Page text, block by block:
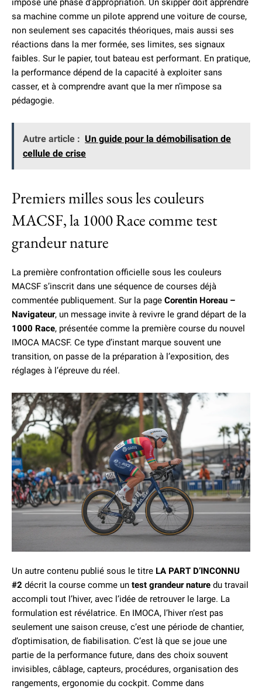
impose une phase d’appropriation. Un skipper doit apprendre
sa machine comme un pilote apprend une voiture de course,
non seulement ses capacités théoriques, mais aussi ses
réactions dans la mer formée, ses limites, ses signaux
faibles. Sur le papier, tout bateau est performant. En pratique,
la performance dépend de la capacité à exploiter sans
casser, et à comprendre avant que la mer n’impose sa
pédagogie.
Autre article : Un guide pour la démobilisation de
cellule de crise
Premiers milles sous les couleurs
MACSF, la 1000 Race comme test
grandeur nature
La première confrontation officielle sous les couleurs
MACSF s’inscrit dans une séquence de courses déjà
commentée publiquement. Sur la page Corentin Horeau –
Navigateur, un message invite à revivre le grand départ de la
1000 Race, présentée comme la première course du nouvel
IMOCA MACSF. Ce type d’instant marque souvent une
transition, on passe de la préparation à l’exposition, des
réglages à l’épreuve du réel.
Un autre contenu publié sous le titre LA PART D’INCONNU
#2 décrit la course comme un test grandeur nature du travail
accompli tout l’hiver, avec l’idée de retrouver le large. La
formulation est révélatrice. En IMOCA, l’hiver n’est pas
seulement une saison creuse, c’est une période de chantier,
d’optimisation, de fiabilisation. C’est là que se joue une
partie de la performance future, dans des choix souvent
invisibles, câblage, capteurs, procédures, organisation des
rangements, ergonomie du cockpit. Comme dans